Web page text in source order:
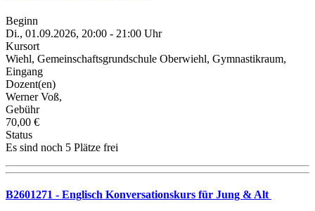
Beginn
Di., 01.09.2026, 20:00 - 21:00 Uhr
Kursort
Wiehl, Gemeinschaftsgrundschule Oberwiehl, Gymnastikraum,
Eingang
Dozent(en)
Werner Voß,
Gebühr
70,00 €
Status
Es sind noch 5 Plätze frei
B2601271 - Englisch Konversationskurs für Jung & Alt